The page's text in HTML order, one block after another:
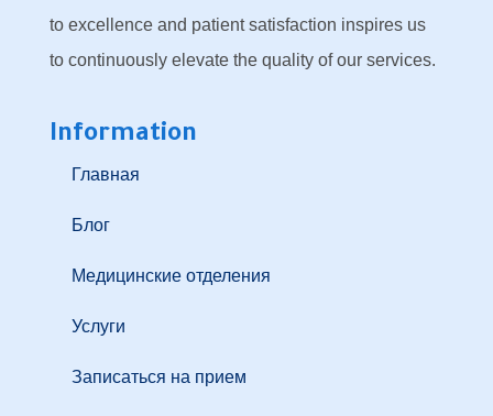
to excellence and patient satisfaction inspires us
to continuously elevate the quality of our services.
Information
Главная
Блог
Медицинские отделения
Услуги
Записаться на прием